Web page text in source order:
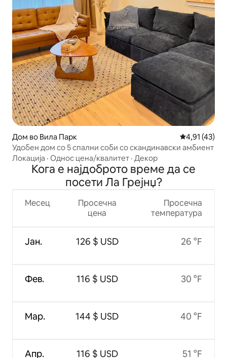
Дом во Вила Парк Просечна
4,91 (43)
Удобен дом со 5 спални соби со скандинавски амбиент
Локација · Однос цена/квалитет · Декор
Кога е најдоброто време да се
посети Ла Грејнџ?
Месец
Јан.
Фев.
Мар.
Апр.
Просечна
цена
126 $ USD
116 $ USD
144 $ USD
116 $ USD
Просечна
температура
26 °F
30 °F
40 °F
51 °F